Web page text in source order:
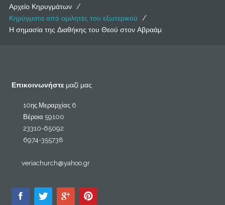
Αρχείο Κηρυγμάτων /
Κηρύγματα από ομιλητές του εξωτερικού /
Η σημασία της Διαθήκης του Θεού στον Αβραάμ
Επικοινωνήστε μαζί μας
10ης Μεραρχίας 6
Βέροια 59100
23310-65092
6974-355738
veriachurch@yahoo.gr